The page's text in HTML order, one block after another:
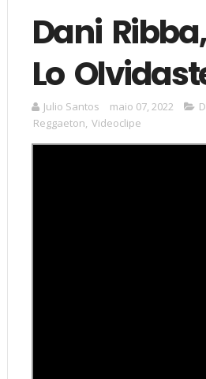
Dani
Lo
Julio Santos maio 07, 2022
Reggaeton, Videoclipe